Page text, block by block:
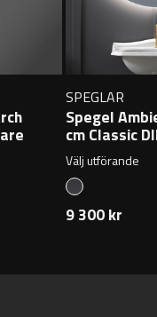
SPEGLAR
Spegel
cm Classic
Välj utförande
9 300 kr